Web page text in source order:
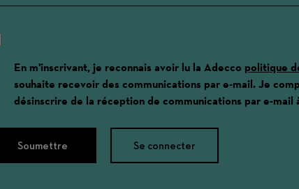
En m'inscrivant, je reconnais avoir lu la Adecco politique
souhaite recevoir des communications par e-mail. Je
désinscrire de la réception de communications par e-mail
Soumettre Se connecter